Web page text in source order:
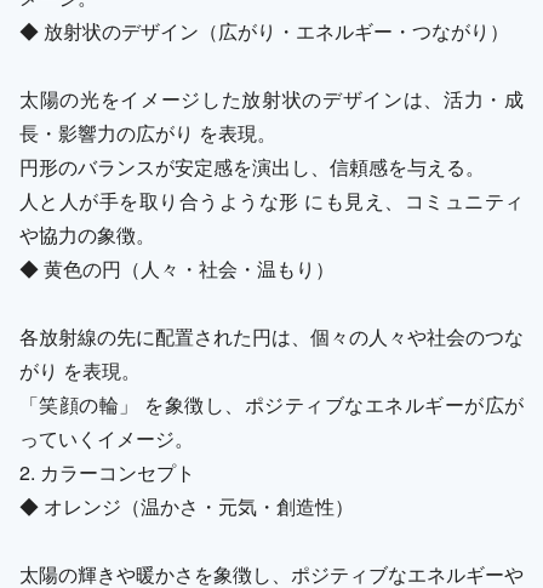
◆ 放射状のデザイン（広がり・エネルギー・つながり）
太陽の光をイメージした放射状のデザインは、活力・成
長・影響力の広がり を表現。
円形のバランスが安定感を演出し、信頼感を与える。
人と人が手を取り合うような形 にも見え、コミュニティ
や協力の象徴。
◆ 黄色の円（人々・社会・温もり）
各放射線の先に配置された円は、個々の人々や社会のつな
がり を表現。
「笑顔の輪」 を象徴し、ポジティブなエネルギーが広が
っていくイメージ。
2. カラーコンセプト
◆ オレンジ（温かさ・元気・創造性）
太陽の輝きや暖かさを象徴し、ポジティブなエネルギーや